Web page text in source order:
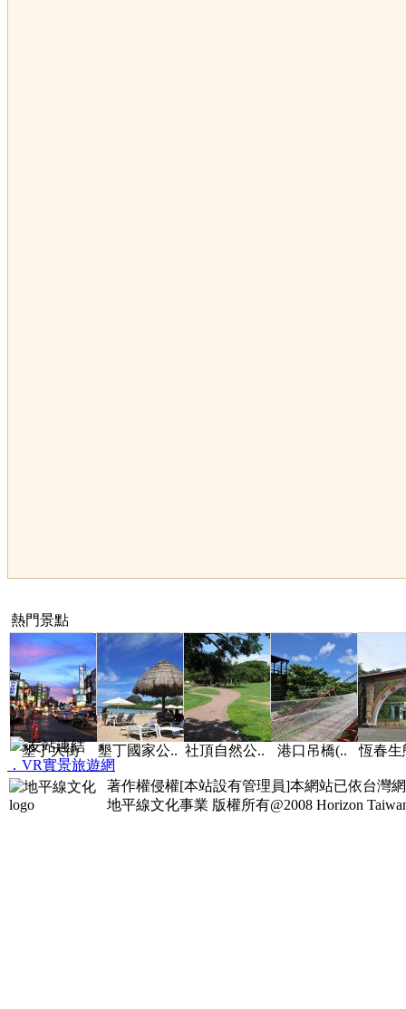
熱門景點
墾丁大街 墾丁國家公.. 社頂自然公.. 港口吊橋(.. 恆春生
友站連結
．VR實景旅遊網
著作權侵權[本站設有管理員]本網站已依台灣
地平線文化事業 版權所有@2008 Horizon